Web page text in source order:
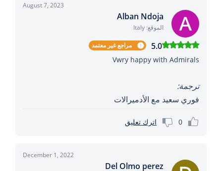
August 7, 2023
Alban Ndoja
الموقع: Italy
5.0 مراجع غير معتمد
Vwry happy with Admirals
ترجمة:
فوري سعيد مع الأدميرالات
0 اترك تعليق
December 1, 2022
Del Olmo perez